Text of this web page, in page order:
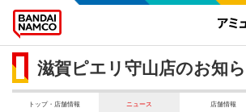
滋賀ピエリ守山店のお知
トップ・店舗情報 ニュース 店舗情報